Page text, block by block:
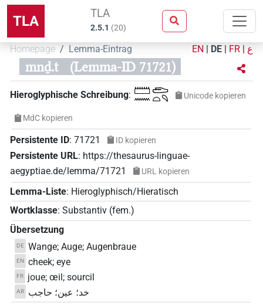
TLA TLA
2.5.1 (20)
Homepage Lemma-Eintrag EN | DE | FR | ع
mnḏ.t (Lemma-ID 71721)
Hieroglyphische Schreibung: 𓏠𓈖𓂧𓏏𓄹 Unicode kopieren
MdC kopieren
Persistente ID: 71721 ID kopieren
Persistente URL: https://thesaurus-linguae-
aegyptiae.de/lemma/71721
URL kopieren
Lemma-Liste: Hieroglyphisch/Hieratisch
Wortklasse: Substantiv (fem.)
Übersetzung
DE Wange; Auge; Augenbraue
EN cheek; eye
FR joue; œil; sourcil
AR
خد؛ عين؛ حاجب